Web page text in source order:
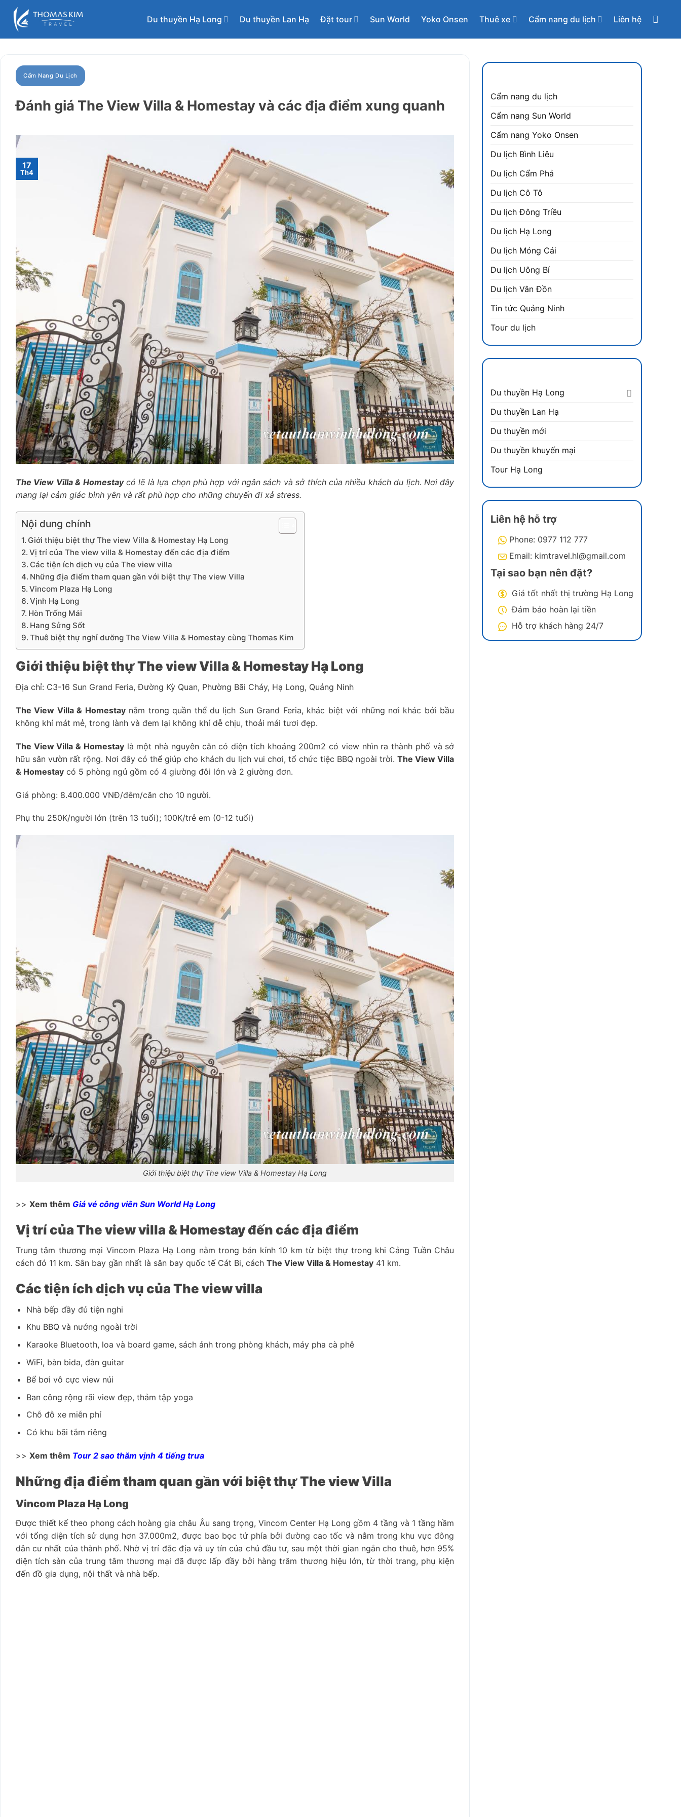
qua
Du thuyền Hạ Long Du thuyền Lan Hạ Đặt tour Sun World Yoko Onsen Thuê xe Cẩm nang du lịch Liên hệ
Cẩm Nang Du Lịch
Đánh giá The View Villa & Homestay và các địa điểm xung quanh
17
Th4
The View Villa & Homestaycó lẽ là lựa chọn phù hợp với ngân sách và sở thích của nhiều khách du lịch. Nơi đây
mang lại cảm giác bình yên và rất phù hợp cho những chuyến đi xả stress.
Nội dung chính
Giới thiệu biệt thự The view Villa & Homestay Hạ Long
Vị trí của The view villa & Homestay đến các địa điểm
Các tiện ích dịch vụ của The view villa
Những địa điểm tham quan gần với biệt thự The view Villa
Vincom Plaza Hạ Long
Vịnh Hạ Long
Hòn Trống Mái
Hang Sửng Sốt
Thuê biệt thự nghỉ dưỡng The View Villa & Homestay cùng Thomas Kim
Giới thiệu biệt thự The view Villa & Homestay Hạ Long
Địa chỉ: C3-16 Sun Grand Feria, Đường Kỳ Quan, Phường Bãi Cháy, Hạ Long, Quảng Ninh
The View Villa & Homestaynằm trong quần thể du lịch Sun Grand Feria, khác biệt với những nơi khác bởi bầu
không khí mát mẻ, trong lành và đem lại không khí dễ chịu, thoải mái tươi đẹp.
The View Villa & Homestaylà một nhà nguyên căn có diện tích khoảng 200m2 có view nhìn ra thành phố và sở
hữu sân vườn rất rộng. Nơi đây có thể giúp cho khách du lịch vui chơi, tổ chức tiệc BBQ ngoài trời.The View Villa
& Homestay có 5 phòng ngủ gồm có 4 giường đôi lớn và 2 giường đơn.
Giá phòng: 8.400.000 VNĐ/đêm/căn cho 10 người.
Phụ thu 250K/người lớn (trên 13 tuổi); 100K/trẻ em (0-12 tuổi)
Giới thiệu biệt thự The view Villa & Homestay Hạ Long
>> Xem thêm Giá vé công viên Sun World Hạ Long
Vị trí của The view villa & Homestay đến các địa điểm
Trung tâm thương mại Vincom Plaza Hạ Long nằm trong bán kính 10 km từ biệt thự trong khi Cảng Tuần Châu
cách đó 11 km. Sân bay gần nhất là sân bay quốc tế Cát Bi, cách The View Villa & Homestay 41 km.
Các tiện ích dịch vụ của The view villa
Nhà bếp đầy đủ tiện nghi
Khu BBQ và nướng ngoài trời
Karaoke Bluetooth, loa và board game, sách ảnh trong phòng khách, máy pha cà phê
WiFi, bàn bida, đàn guitar
Bể bơi vô cực view núi
Ban công rộng rãi view đẹp, thảm tập yoga
Chỗ đỗ xe miễn phí
Có khu bãi tắm riêng
>> Xem thêm Tour 2 sao thăm vịnh 4 tiếng trưa
Những địa điểm tham quan gần với biệt thự The view Villa
Vincom Plaza Hạ Long
Được thiết kế theo phong cách hoàng gia châu Âu sang trọng, Vincom Center Hạ Long gồm 4 tầng và 1 tầng hầm
với tổng diện tích sử dụng hơn 37.000m2, được bao bọc tứ phía bởi đường cao tốc và nằm trong khu vực đông
dân cư nhất của thành phố. Nhờ vị trí đắc địa và uy tín của chủ đầu tư, sau một thời gian ngắn cho thuê, hơn 95%
diện tích sàn của trung tâm thương mại đã được lấp đầy bởi hàng trăm thương hiệu lớn, từ thời trang, phụ kiện
đến đồ gia dụng, nội thất và nhà bếp.
Cẩm nang du lịch
Cẩm nang Sun World
Cẩm nang Yoko Onsen
Du lịch Bình Liêu
Du lịch Cẩm Phả
Du lịch Cô Tô
Du lịch Đông Triều
Du lịch Hạ Long
Du lịch Móng Cái
Du lịch Uông Bí
Du lịch Vân Đồn
Tin tức Quảng Ninh
Tour du lịch
Du thuyền Hạ Long
Du thuyền Lan Hạ
Du thuyền mới
Du thuyền khuyến mại
Tour Hạ Long
Liên hệ hỗ trợ
Phone: 0977 112 777
Email: kimtravel.hl@gmail.com
Tại sao bạn nên đặt?
Giá tốt nhất thị trường Hạ Long
Đảm bảo hoàn lại tiền
Hỗ trợ khách hàng 24/7